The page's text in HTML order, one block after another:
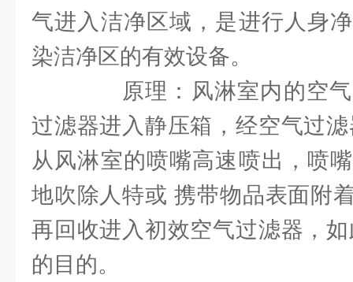
气进入洁净区域，是进行人身
染洁净区的有效设备。
原理：风淋室内的空气
过滤器进入静压箱，经空气过
从风淋室的喷嘴高速喷出，喷
地吹除人特或 携带物品表面附
再回收进入初效空气过滤器，
的目的。